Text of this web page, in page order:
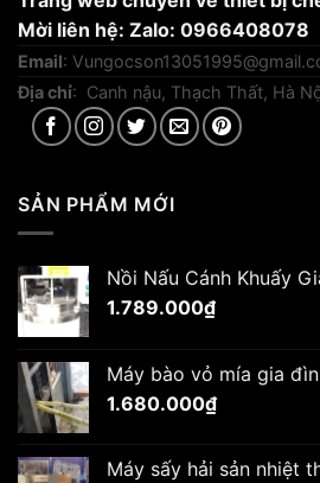
Mời liên hệ: Zalo: 0966408078
Email:
Địa chỉ: Canh nậu, Thạch Thất, Hà
SẢN PHẨM MỚI
Nồi Nấu Cánh Khuấy
1.789.000₫
Máy bào vỏ mía gia
1.680.000₫
Máy sấy hải sản nhiệt